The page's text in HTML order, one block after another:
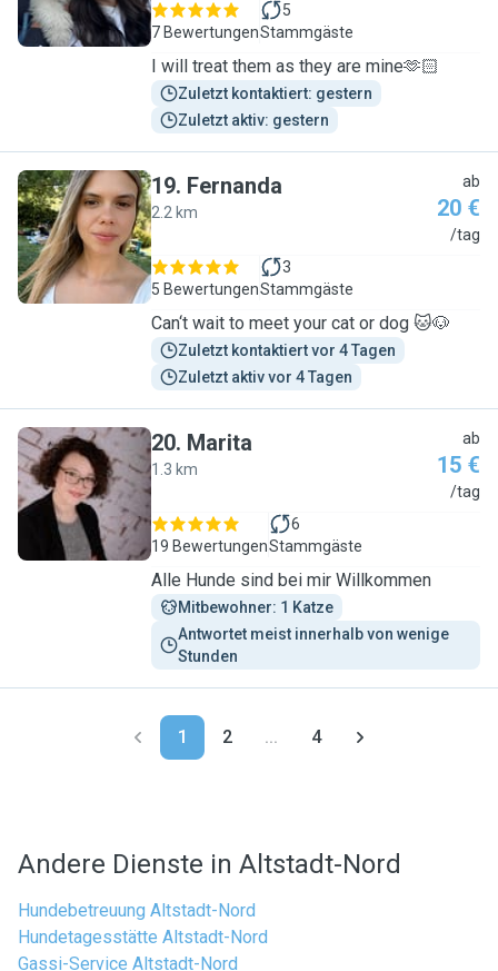
7 Bewertungen
5
Stammgäste
I will treat them as they are mine🫶🏻
Zuletzt kontaktiert: gestern
Zuletzt aktiv: gestern
F
19. Fernanda
2.2 km
ab
20 €
/tag
5 Bewertungen
3
Stammgäste
Can‘t wait to meet your cat or dog 🐱🐶
Zuletzt kontaktiert vor 4 Tagen
Zuletzt aktiv vor 4 Tagen
M
20. Marita
1.3 km
ab
15 €
/tag
19 Bewertungen
6
Stammgäste
Alle Hunde sind bei mir Willkommen
Mitbewohner: 1 Katze
Antwortet meist innerhalb von wenige
Stunden
1 2 ... 4
Andere Dienste in Altstadt-Nord
Hundebetreuung Altstadt-Nord
Hundetagesstätte Altstadt-Nord
Gassi-Service Altstadt-Nord